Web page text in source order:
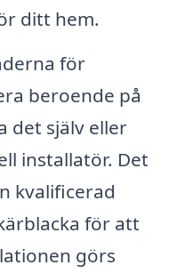
ditt hem.
för
beroende på
det själv eller
installatör. Det
kvalificerad
för att
görs